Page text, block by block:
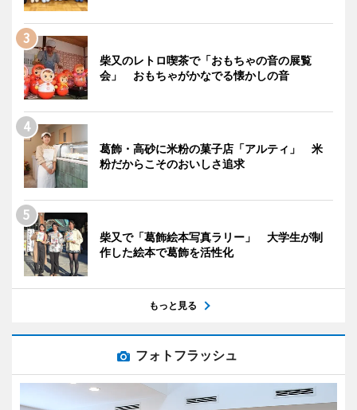
柴又のレトロ喫茶で「おもちゃの音の展覧
会」 おもちゃがかなでる懐かしの音
葛飾・高砂に米粉の菓子店「アルティ」 米
粉だからこそのおいしさ追求
柴又で「葛飾絵本写真ラリー」 大学生が制
作した絵本で葛飾を活性化
もっと見る
フォトフラッシュ